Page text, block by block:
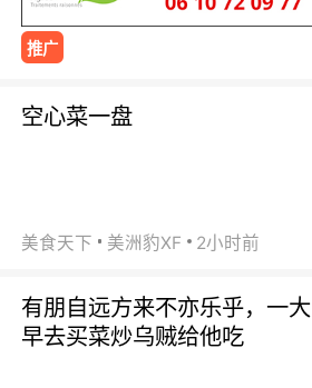
推广
空心菜一盘
美食天下 美洲豹XF 2小时前
有朋自远方来不亦乐乎，一大
早去买菜炒乌贼给他吃